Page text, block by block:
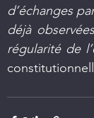
d’échanges
déjà
régularité de